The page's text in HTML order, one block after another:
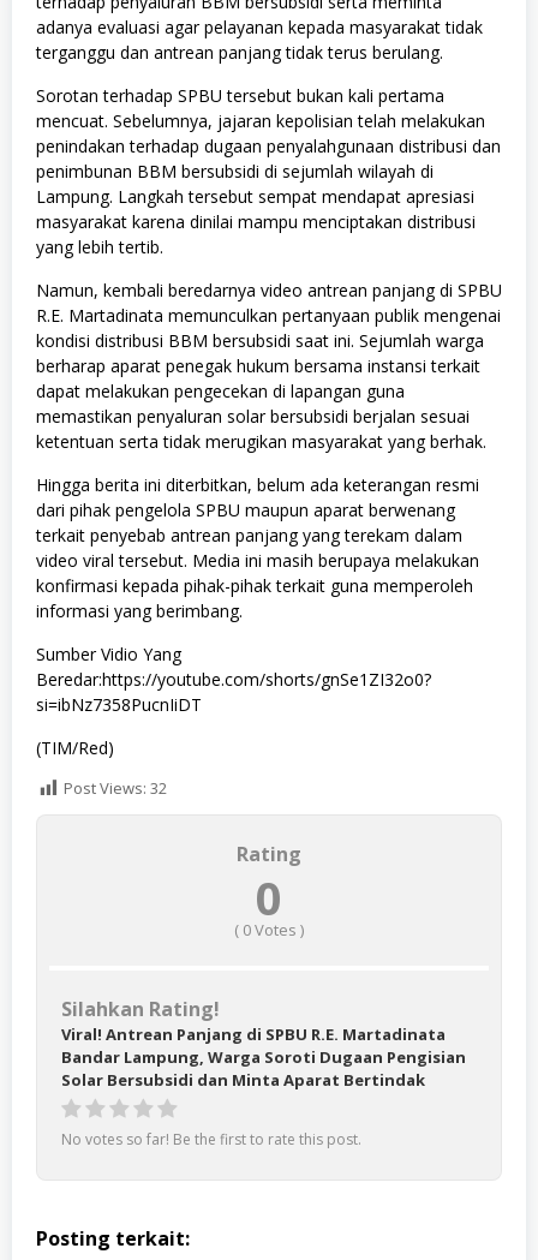
adanya evaluasi agar pelayanan kepada masyarakat tidak
terganggu dan antrean panjang tidak terus berulang.
Sorotan terhadap SPBU tersebut bukan kali pertama
mencuat. Sebelumnya, jajaran kepolisian telah melakukan
penindakan terhadap dugaan penyalahgunaan distribusi dan
penimbunan BBM bersubsidi di sejumlah wilayah di
Lampung. Langkah tersebut sempat mendapat apresiasi
masyarakat karena dinilai mampu menciptakan distribusi
yang lebih tertib.
Namun, kembali beredarnya video antrean panjang di SPBU
R.E. Martadinata memunculkan pertanyaan publik mengenai
kondisi distribusi BBM bersubsidi saat ini. Sejumlah warga
berharap aparat penegak hukum bersama instansi terkait
dapat melakukan pengecekan di lapangan guna
memastikan penyaluran solar bersubsidi berjalan sesuai
ketentuan serta tidak merugikan masyarakat yang berhak.
Hingga berita ini diterbitkan, belum ada keterangan resmi
dari pihak pengelola SPBU maupun aparat berwenang
terkait penyebab antrean panjang yang terekam dalam
video viral tersebut. Media ini masih berupaya melakukan
konfirmasi kepada pihak-pihak terkait guna memperoleh
informasi yang berimbang.
Sumber Vidio Yang
Beredar:https://youtube.com/shorts/gnSe1ZI32o0?
si=ibNz7358PucnIiDT
(TIM/Red)
Post Views: 32
Rating
0
( 0Votes )
Silahkan Rating!
Viral! Antrean Panjang di SPBU R.E. Martadinata
Bandar Lampung, Warga Soroti Dugaan Pengisian
Solar Bersubsidi dan Minta Aparat Bertindak
No votes so far! Be the first to rate this post.
Posting terkait: